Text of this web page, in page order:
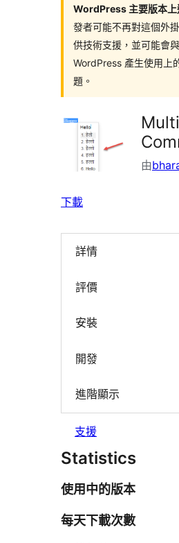
WordPress 主要版本上
發者可能不再對這個外
供技術支援，並可能會
WordPress 產生使用上
題。
由
下載
詳情
評價
安裝
開發
進階顯示
支援
Statistics
使用中的版本
每天下載次數